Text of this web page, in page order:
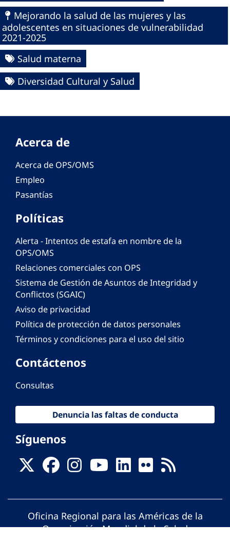
Mejorando la salud de las mujeres y las
adolescentes en situaciones de vulnerabilidad
2021-2025
Salud materna
Diversidad Cultural y Salud
Acerca de
Acerca de OPS/OMS
Empleo
Pasantías
Políticas
Alerta - Intentos de estafa en nombre de la
OPS/OMS
Relaciones comerciales con OPS
Sistema de Gestión de Asuntos de Integridad y
Conflictos (SGAIC)
Aviso de privacidad
Política de protección de datos personales
Términos y condiciones para el uso del sitio
Contáctenos
Consultas
Denuncia las faltas de conducta
Síguenos
Oficina Regional para las Américas de la
Organización Mundial de la Salud